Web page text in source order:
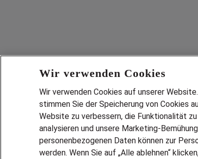
Wir verwenden Cookies
Wir verwenden Cookies auf unserer
stimmen Sie der Speicherung von Cookies
Website zu verbessern, die Funktionalität
analysieren und unsere Marketing-
personenbezogenen Daten können zur
werden. Wenn Sie auf „Alle ablehnen“